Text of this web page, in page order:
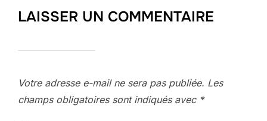
LAISSER UN COMMENTAIRE
Votre adresse e-mail ne sera pas publiée. Les
champs obligatoires sont indiqués avec *